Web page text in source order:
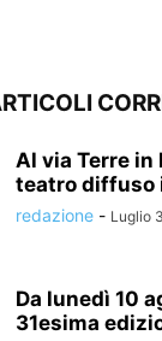
Al via Terre in
teatro diffuso
redazione - Luglio
Da lunedì 10
31esima